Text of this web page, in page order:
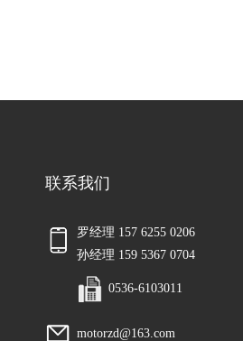
联系我们
罗经理 157 6255 0206
孙经理 159 5367 0704
0536-6103011
motorzd@163.com